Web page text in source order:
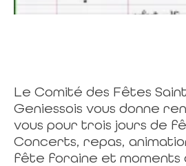
Le Comité des Fêtes
Geniessois vous donne
vous pour trois jours de
Concerts, repas,
fête foraine et moments